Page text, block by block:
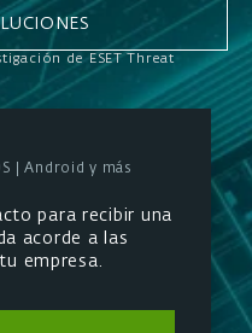
de ESET Threat
| Android y más
para recibir una
acorde a las
empresa.